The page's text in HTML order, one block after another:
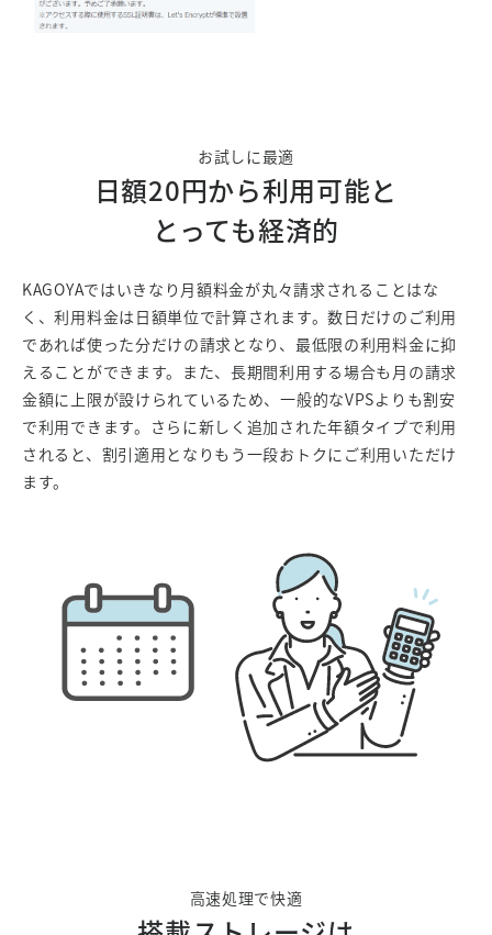
お試しに最適
日額20円から利用可能と
とっても経済的
KAGOYAではいきなり月額料金が丸々請求されることはな
く、利用料金は日額単位で計算されます。数日だけのご利用
であれば使った分だけの請求となり、最低限の利用料金に抑
えることができます。また、長期間利用する場合も月の請求
金額に上限が設けられているため、一般的なVPSよりも割安
で利用できます。さらに新しく追加された年額タイプで利用
されると、割引適用となりもう一段おトクにご利用いただけ
ます。
高速処理で快適